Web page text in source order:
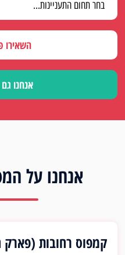
השאירו
אנחנו
אנחנו על
קמפוס רחובות